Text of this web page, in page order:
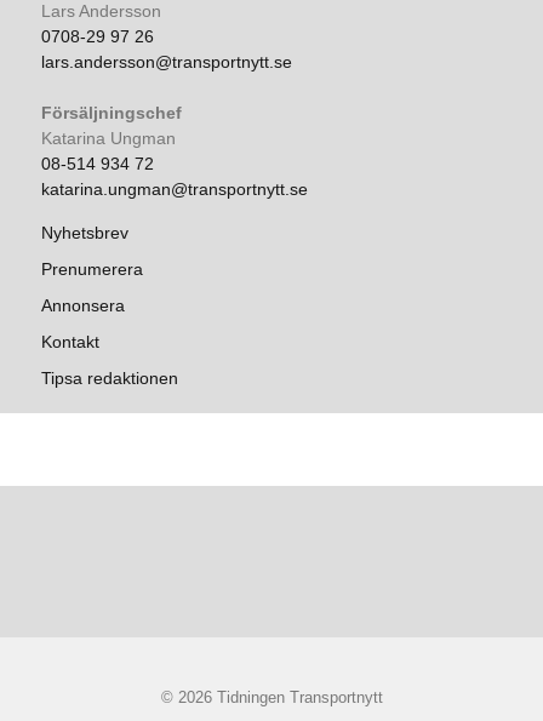
Lars Andersson
0708-29 97 26
lars.andersson@transportnytt.se
Försäljningschef
Katarina Ungman
08-514 934 72
katarina.ungman@transportnytt.se
Nyhetsbrev
Prenumerera
Annonsera
Kontakt
Tipsa redaktionen
© 2026 Tidningen Transportnytt